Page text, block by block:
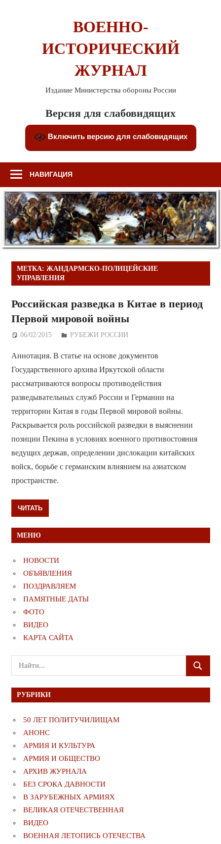
ВОЕННО-
ИСТОРИЧЕСКИЙ
ЖУРНАЛ
Издание Министерства обороны России
Версия для слабовидящих
Включить версию для слабовидящих
НАВИГАЦИЯ
МЕТКА: ЖАНДАРМСКО-ПОЛИЦЕЙСКИЕ
УПРАВЛЕНИЯ
Российская разведка в Китае в период
Первой мировой войны
06/02/2015 Дежурный по Редакции
РУБЕЖИ РОССИИ
Аннотация. В статье на основе документов
Государственного архива Иркутской области
рассматриваются вопросы противодействия
разведывательных служб России и Германии на
территории Китая в годы Первой мировой войны.
Раскрывается роль российской разведки в выяснении
позиции Пекина в условиях военного противостояния
ведущих держав, определении дислокации китайских
войск, борьбе с германским влиянием на азиатском
пространстве.
ЧИТАТЬ
МЕНЮ
НОВОСТИ
ОБЪЯВЛЕНИЯ
ПОЗДРАВЛЯЕМ
ПАМЯТНЫЕ ДАТЫ
ФОТО
ВИДЕО
КАРТА САЙТА
Поиск
для:
ПОИСК
РУБРИКИ
50 ЛЕТ ПОЛИТУЧИЛИЩАМ
АНОНС
АРМИЯ И КУЛЬТУРА
АРМИЯ И ОБЩЕСТВО
АРХИВ ЖУРНАЛА
БЕЗ СРОКА ДАВНОСТИ
В ЗАРУБЕЖНЫХ АРМИЯХ
ВЕЛИКАЯ ОТЕЧЕСТВЕННАЯ
ВИДЕО
ВОЕННАЯ ЛЕТОПИСЬ ОТЕЧЕСТВА